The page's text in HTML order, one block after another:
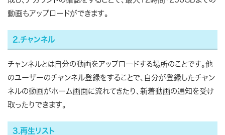
動画もアップロードができます。
2.チャンネル
チャンネルとは自分の動画をアップロードする場所のことです。他
のユーザーのチャンネル登録をすることで、自分が登録したチャン
ネルの動画がホーム画面に流れてきたり、新着動画の通知を受け
取ったりできます。
3.再生リスト